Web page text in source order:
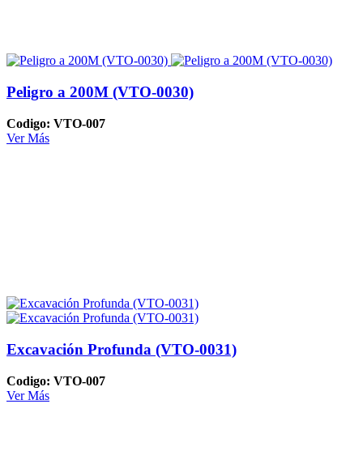
Peligro a 200M (VTO-0030)
Codigo: VTO-007
Ver Más
Excavación Profunda (VTO-0031)
Codigo: VTO-007
Ver Más